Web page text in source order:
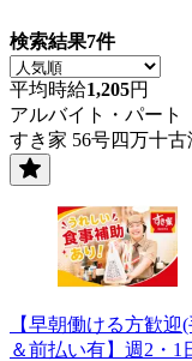
検索結果7件
平均時給1,205円
アルバイト・パート
すき家 56号四万十
【早朝働ける方歓
＆前払い有】週2・